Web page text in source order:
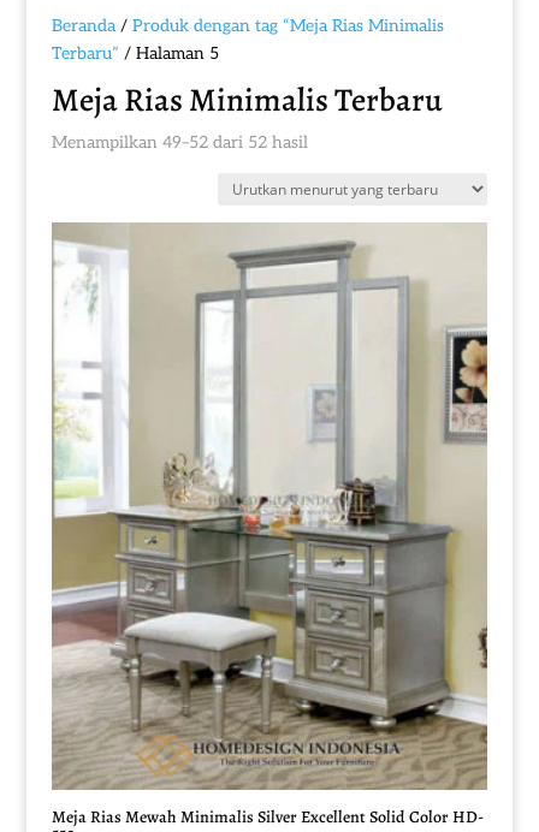
Beranda/ Produk dengan tag “Meja Rias Minimalis
Terbaru” / Halaman 5
Meja Rias Minimalis Terbaru
Menampilkan 49–52 dari 52 hasilDiurutkan
yang
terbaru
Meja Rias Mewah Minimalis Silver Excellent Solid Color HD-